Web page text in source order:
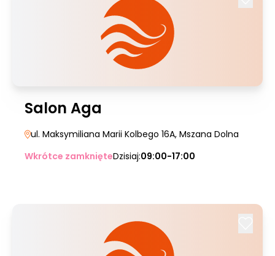
Salon Aga
ul. Maksymiliana Marii Kolbego 16A, Mszana Dolna
Wkrótce zamknięteDzisiaj:09:00-17:00